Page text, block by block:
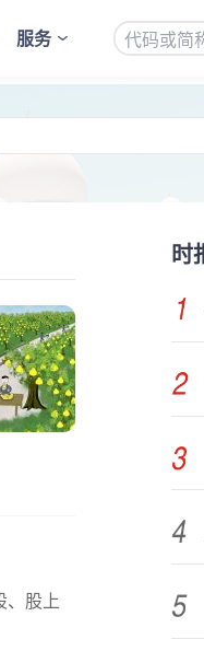
服务
、股上
时